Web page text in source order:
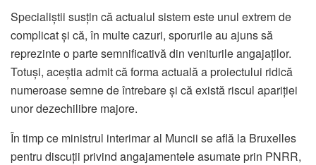
Specialiștii susțin că actualul sistem este unul extrem de
complicat și că, în multe cazuri, sporurile au ajuns să
reprezinte o parte semnificativă din veniturile angajaților.
Totuși, aceștia admit că forma actuală a proiectului ridică
numeroase semne de întrebare și că există riscul apariției
unor dezechilibre majore.
În timp ce ministrul interimar al Muncii se află la Bruxelles
pentru discuții privind angajamentele asumate prin PNRR,